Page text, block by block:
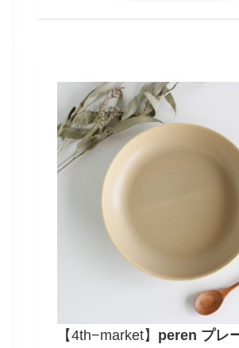
【4th−market】 peren プレ